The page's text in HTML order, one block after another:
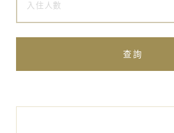
入住人數
查詢